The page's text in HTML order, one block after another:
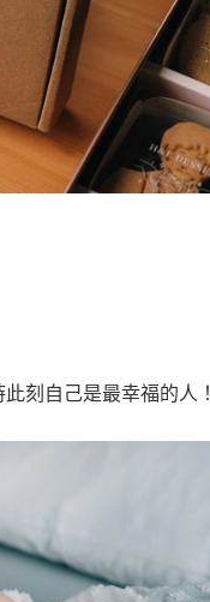
刻自己是最幸福的人！